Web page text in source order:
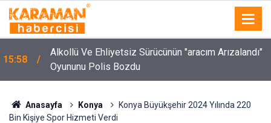
15:58
Alkollü Ve Ehliyetsiz Sürücünün "aracım Arızalandı"
Oyununu Polis Bozdu
Anasayfa Konya
Konya Büyükşehir 2024 Yılında 220
Bin Kişiye Spor Hizmeti Verdi